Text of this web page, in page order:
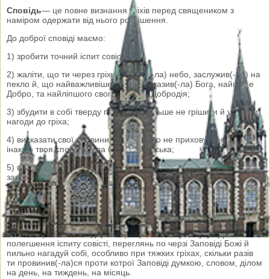
Cповідь— це повне визнання гріхів перед священиком з
наміром одержати від нього розрішення.
До доброї сповіді маємо:
1) зробити точний іспит совісті;
2) жаліти, що ти через гріхи втратив(-ла) небо, заслужив(-ла) на
пекло й, що найважливіше, що ти образив(-ла) Бога, найвище
Добро, та найліпшого свого Отця та Добродія;
3) збудити в собі тверду постанову більше не грішити й уникати
нагоди до гріха;
4) висказати свої провини, ясно, нічого не приховуючи, бо
інакше твоя сповідь була б святокрадська;
5) відправити покуту, яку священик назначить і виправити зло,
заподіяне ближньому.
Коли зачнеш іспит совісті, гаряче помолись до Святого Духа,
щоб дав тобі ласку пізнати твої провини й сердечно жаліти за
гріхи. Опісля пригадай собі, коли ти сповідався(-лася) останній
раз, чи не забув(-ла), або зі сорому не затаїв(-ла) якогось
тяжкого гріха, та чи відправив(-ла) наложену покуту? Для
полегшення іспиту совісті, переглянь по черзі Заповіді Божі й
пильно нагадуй собі, особливо при тяжких гріхах, скільки разів
ти провинив(-ла)ся проти котрої Заповіді думкою, словом, ділом
на день, на тиждень, на місяць.